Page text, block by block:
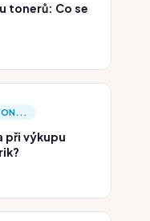
tonerů: Co se
při výkupu